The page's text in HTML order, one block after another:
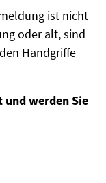
ist nicht
oder alt, sind
Handgriffe
und werden Sie